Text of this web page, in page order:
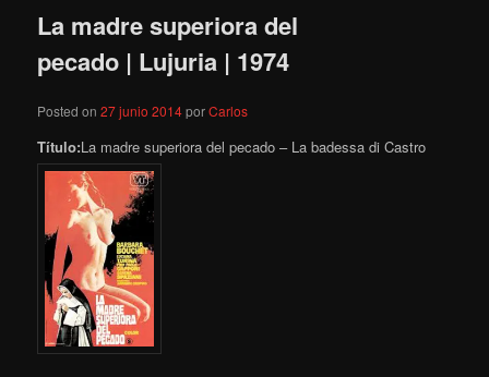
La madre superiora del
pecado | Lujuria | 1974
Posted on27 junio 2014porCarlos
Título:La madre superiora del pecado – La badessa di Castro